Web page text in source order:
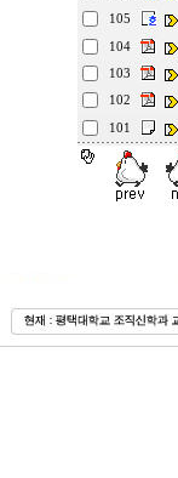
105
104
103
102
101